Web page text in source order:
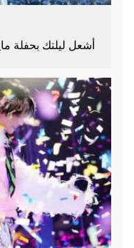
أشعل ليلتك بحفلة